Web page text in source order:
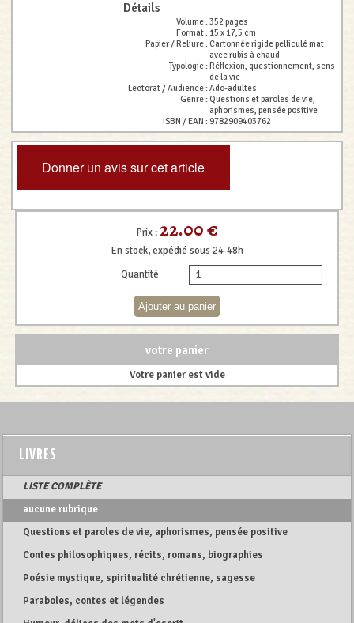
Détails
Volume :352 pages
Format : 15 x 17,5 cm
Papier / Reliure :Cartonnée rigide pelliculé mat
avec rubis à chaud
Typologie : Réflexion, questionnement, sens
de la vie
Lectorat / Audience :Ado-adultes
Genre :Questions et paroles de vie,
aphorismes, pensée positive
ISBN / EAN :9782909403762
Donner un avis sur cet article
Prix :22.00 €
En stock, expédié sous 24-48h
Quantité
votre panier
Votre panier est vide
LIVRES
LISTE COMPLÈTE
aucune rubrique
Questions et paroles de vie, aphorismes, pensée positive
Contes philosophiques, récits, romans, biographies
Poésie mystique, spiritualité chrétienne, sagesse
Paraboles, contes et légendes